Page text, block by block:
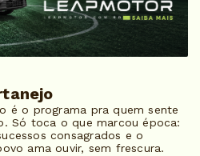
é o programa pra quem sente
Só toca o que marcou época:
consagrados e o
ama ouvir, sem frescura.